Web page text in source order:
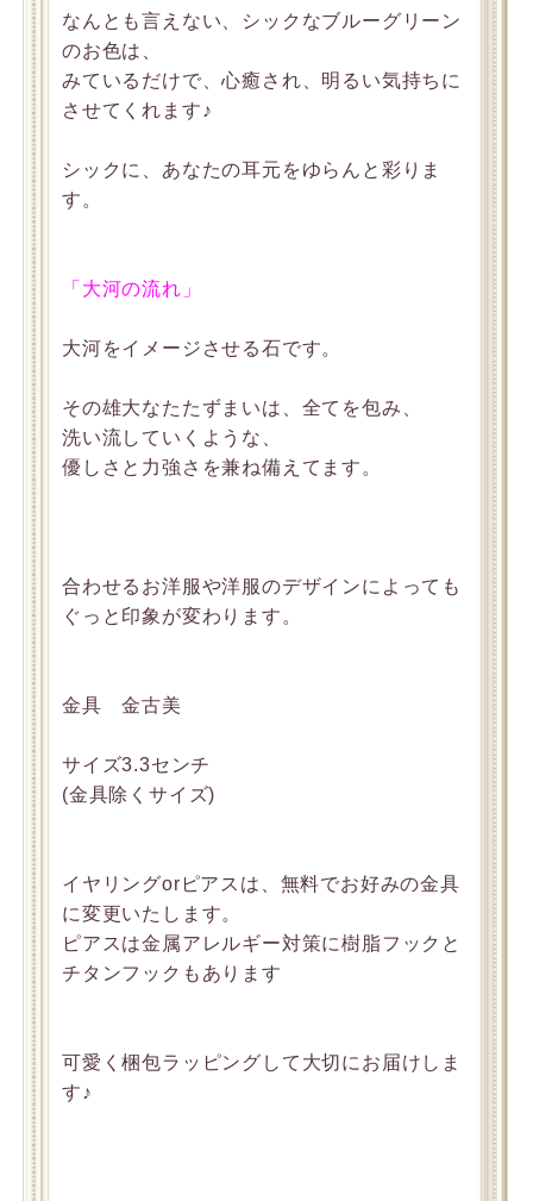
なんとも言えない、シックなブルーグリーン
のお色は、
みているだけで、心癒され、明るい気持ちに
させてくれます♪
シックに、あなたの耳元をゆらんと彩りま
す。
「大河の流れ」
大河をイメージさせる石です。
その雄大なたたずまいは、全てを包み、
洗い流していくような、
優しさと力強さを兼ね備えてます。
合わせるお洋服や洋服のデザインによっても
ぐっと印象が変わります。
金具 金古美
サイズ3.3センチ
(金具除くサイズ)
イヤリングorピアスは、無料でお好みの金具
に変更いたします。
ピアスは金属アレルギー対策に樹脂フックと
チタンフックもあります
可愛く梱包ラッピングして大切にお届けしま
す♪